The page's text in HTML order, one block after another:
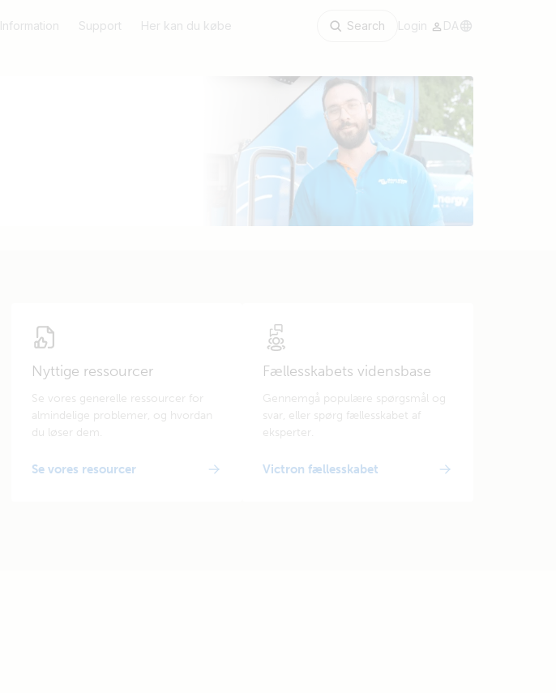
Information Support Her kan du købe Search Login DA
Nyttige ressourcer
Se vores generelle ressourcer for
almindelige problemer, og hvordan
du løser dem.
Se vores resourcer
Fællesskabets vidensbase
Gennemgå populære spørgsmål og
svar, eller spørg fællesskabet af
eksperter.
Victron fællesskabet